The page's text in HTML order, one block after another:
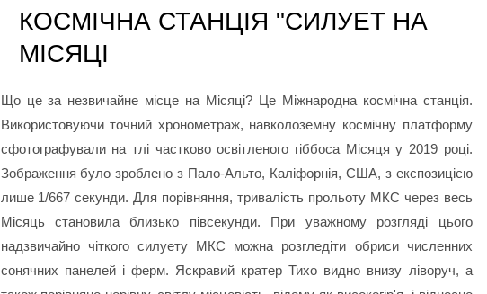
КОСМІЧНА СТАНЦІЯ "СИЛУЕТ НА
МІСЯЦІ
Що це за незвичайне місце на Місяці? Це Міжнародна космічна станція.
Використовуючи точний хронометраж, навколоземну космічну платформу
сфотографували на тлі частково освітленого гіббоса Місяця у 2019 році.
Зображення було зроблено з Пало-Альто, Каліфорнія, США, з експозицією
лише 1/667 секунди. Для порівняння, тривалість прольоту МКС через весь
Місяць становила близько півсекунди. При уважному розгляді цього
надзвичайно чіткого силуету МКС можна розгледіти обриси численних
сонячних панелей і ферм. Яскравий кратер Тихо видно внизу ліворуч, а